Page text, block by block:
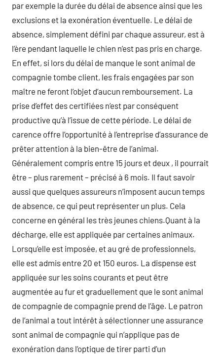
par exemple la durée du délai de absence ainsi que les
exclusions et la exonération éventuelle. Le délai de
absence, simplement défini par chaque assureur, est à
l’ère pendant laquelle le chien n’est pas pris en charge.
En effet, si lors du délai de manque le sont animal de
compagnie tombe client, les frais engagées par son
maître ne feront l’objet d’aucun remboursement. La
prise d’effet des certifiées n’est par conséquent
productive qu’à l’issue de cette période. Le délai de
carence offre l’opportunité à l’entreprise d’assurance de
prêter attention à la bien-être de l’animal.
Généralement compris entre 15 jours et deux , il pourrait
être – plus rarement – précisé à 6 mois. Il faut savoir
aussi que quelques assureurs n’imposent aucun temps
de absence, ce qui peut représenter un plus. Cela
concerne en général les très jeunes chiens.Quant à la
décharge, elle est appliquée par certaines animaux.
Lorsqu’elle est imposée, et au gré de professionnels,
elle est admis entre 20 et 150 euros. La dispense est
appliquée sur les soins courants et peut être
augmentée au fur et graduellement que le sont animal
de compagnie de compagnie prend de l’âge. Le patron
de l’animal a tout intérêt à sélectionner une assurance
sont animal de compagnie qui n’applique pas de
exonération dans l’optique de tirer parti d’un